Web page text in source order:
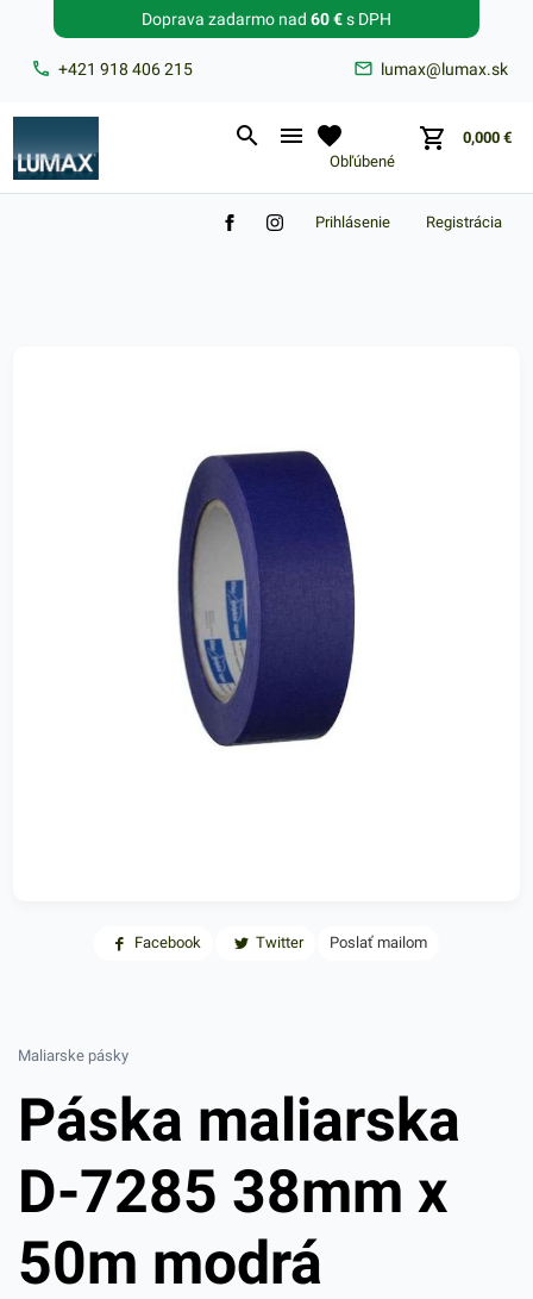
+421 918 406 215 lumax@lumax.sk
Doprava zadarmo nad 60 €s DPH
Obľúbené
0,000 €
Zabudnuté heslo?
Registrácia
Prihlásenie
Facebook Twitter Poslať mailom
Maliarske pásky
Páska maliarska
D-7285 38mm x
50m modrá